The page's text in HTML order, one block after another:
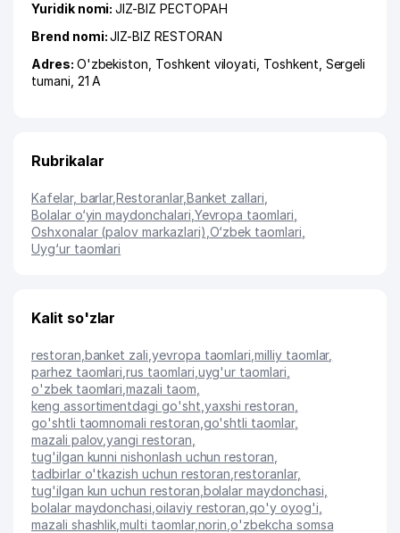
Yuridik nomi:JIZ-BIZ РЕСТОРАН
Brend nomi:JIZ-BIZ RESTORAN
Adres: O'zbekiston, Toshkent viloyati Toshkent Sergeli
tumani , 21 A
Rubrikalar
Kafelar, barlar,Restoranlar,Banket zallari
Bolalar o‘yin maydonchalari Yevropa taomlari
Oshxonalar (palov markazlari) O‘zbek taomlari
Uyg‘ur taomlari
Kalit so'zlar
restoran banket zali yevropa taomlari ,milliy taomlar,
parhez taomlari ,rus taomlari uyg'ur taomlari
o'zbek taomlari ,mazali taom
keng assortimentdagi go'sht yaxshi restoran
go'shtli taomnomali restoran go'shtli taomlar,
mazali palov,yangi restoran
tug'ilgan kunni nishonlash uchun restoran
tadbirlar o'tkazish uchun restoran ,restoranlar,
tug'ilgan kun uchun restoran bolalar maydonchasi
bolalar maydonchasi ,oilaviy restoran ,qo'y oyog'i
mazali shashlik ,multi taomlar,norin ,o'zbekcha somsa